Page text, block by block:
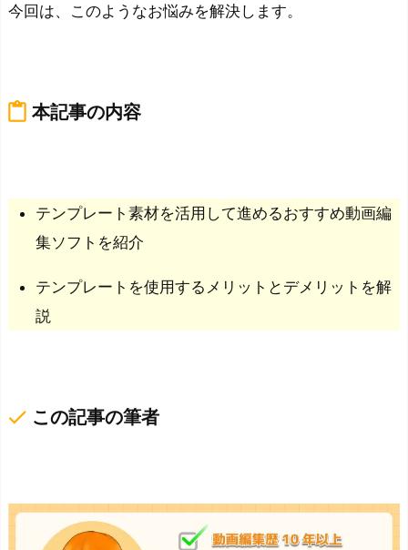
今回は、このようなお悩みを解決します。
content_paste 本記事の内容
テンプレート素材を活用して進めるおすすめ動画編
集ソフトを紹介
テンプレートを使用するメリットとデメリットを解
説
done この記事の筆者